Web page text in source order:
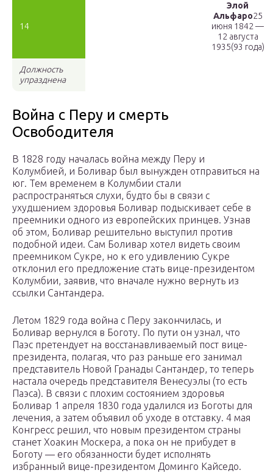
14
Элой
Альфаро25
июня 1842 —
12 августа
1935(93 года)
Должность
упразднена
Война с Перу и смерть
Освободителя
В 1828 году началась война между Перу и
Колумбией, и Боливар был вынужден отправиться на
юг. Тем временем в Колумбии стали
распространяться слухи, будто бы в связи с
ухудшением здоровья Боливар подыскивает себе в
преемники одного из европейских принцев. Узнав
об этом, Боливар решительно выступил против
подобной идеи. Сам Боливар хотел видеть своим
преемником Сукре, но к его удивлению Сукре
отклонил его предложение стать вице-президентом
Колумбии, заявив, что вначале нужно вернуть из
ссылки Сантандера.
Летом 1829 года война с Перу закончилась, и
Боливар вернулся в Боготу. По пути он узнал, что
Паэс претендует на восстанавливаемый пост вице-
президента, полагая, что раз раньше его занимал
представитель Новой Гранады Сантандер, то теперь
настала очередь представителя Венесуэлы (то есть
Паэса). В связи с плохим состоянием здоровья
Боливар 1 апреля 1830 года удалился из Боготы для
лечения, а затем объявил об уходе в отставку. 4 мая
Конгресс решил, что новым президентом страны
станет Хоакин Москера, а пока он не прибудет в
Боготу — его обязанности будет исполнять
избранный вице-президентом Доминго Кайседо.